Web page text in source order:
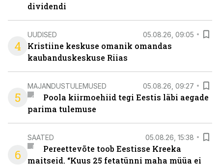
dividendi
4
UUDISED 05.08.26, 09:05
Kristiine keskuse omanik omandas
kaubanduskeskuse Riias
5
MAJANDUSTULEMUSED 05.08.26, 09:27
Poola kiirmoehiid tegi Eestis läbi aegade
parima tulemuse
6
SAATED 05.08.26, 15:38
Pereettevõte toob Eestisse Kreeka
maitseid. “Kuus 25 fetatünni maha müüa ei